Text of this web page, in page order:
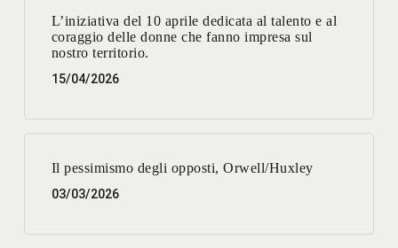
L’iniziativa del 10 aprile dedicata al talento e al
coraggio delle donne che fanno impresa sul
nostro territorio.
15/04/2026
Il pessimismo degli opposti, Orwell/Huxley
03/03/2026